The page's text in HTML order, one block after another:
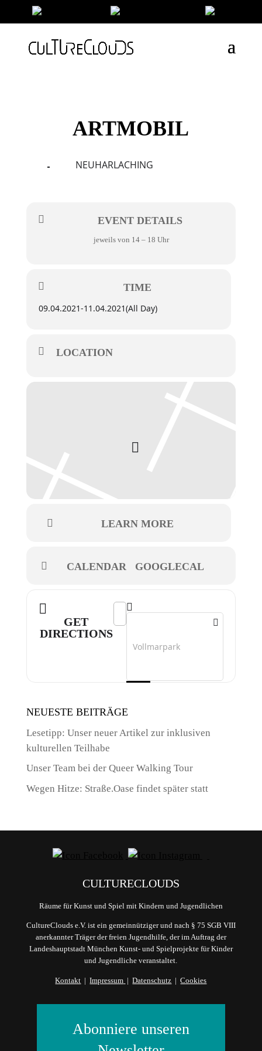
ARTMOBIL
NEUHARLACHING
EVENT DETAILS
jeweils von 14 – 18 Uhr
TIME
09.04.2021-11.04.2021(All Day)
LOCATION
LEARN MORE
CALENDAR GOOGLECAL
GET
DIRECTIONS
Address - ArtMobil []
Destination Address - ArtMobil []
NEUESTE BEITRÄGE
Lesetipp: Unser neuer Artikel zur inklusiven
kulturellen Teilhabe
Unser Team bei der Queer Walking Tour
Wegen Hitze: Straße.Oase findet später statt
CULTURECLOUDS
Räume für Kunst und Spiel mit Kindern und Jugendlichen
CultureClouds e.V. ist ein gemeinnütziger und nach § 75 SGB VIII
anerkannter Träger der freien Jugendhilfe, der im Auftrag der
Landeshauptstadt München Kunst- und Spielprojekte für Kinder
und Jugendliche veranstaltet.
Kontakt |Impressum |Datenschutz |Cookies
Abonniere unseren